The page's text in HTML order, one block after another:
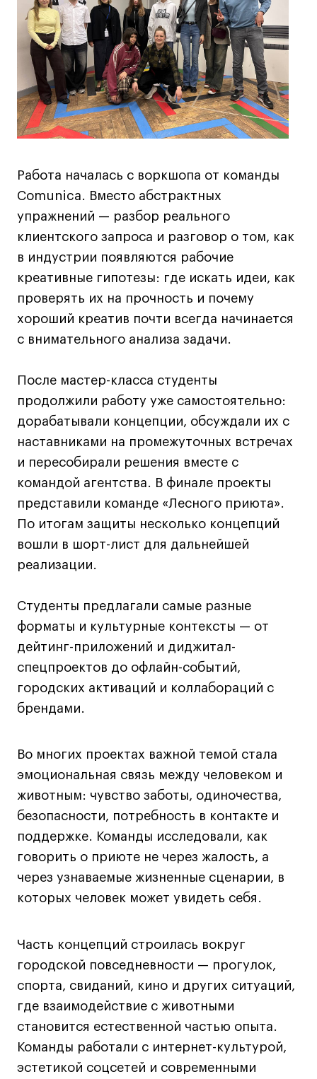
Техникум
Специалист кино- и медиапродакшена
Графический дизайнер
Цифровой маркетолог
Технолог-конструктор одежды
Коммерческий фотограф
Для школьников
Интенсивы
Среднесрочные
Долгосрочные
Все программы
Новости
События
Блог
Преподаватели
Лицензии и аккредитации
Для прессы
Ресурсы
Партнеры
Связи с индустрией
Вакансии
Поступающим
Условия поступления
Стоимость обучения
Иностранным студентам
Вопросы и ответы
Карьера
Ассоциация выпускников
Центр карьеры
Живые проекты
Конкурсы
Летние стажировки
Проекты студентов
«Живые» проекты
Участие в выставках
Работа началась с воркшопа от команды
Comunica. Вместо абстрактных
упражнений — разбор реального
клиентского запроса и разговор о том, как
в индустрии появляются рабочие
креативные гипотезы: где искать идеи, как
проверять их на прочность и почему
хороший креатив почти всегда начинается
с внимательного анализа задачи.
После мастер-класса студенты
продолжили работу уже самостоятельно:
дорабатывали концепции, обсуждали их с
наставниками на промежуточных встречах
и пересобирали решения вместе с
командой агентства. В финале проекты
представили команде «Лесного приюта».
По итогам защиты несколько концепций
вошли в шорт-лист для дальнейшей
реализации.
Студенты предлагали самые разные
форматы и культурные контексты — от
дейтинг-приложений и диджитал-
спецпроектов до офлайн-событий,
городских активаций и коллабораций с
брендами.
Во многих проектах важной темой стала
эмоциональная связь между человеком и
животным: чувство заботы, одиночества,
безопасности, потребность в контакте и
поддержке. Команды исследовали, как
говорить о приюте не через жалость, а
через узнаваемые жизненные сценарии, в
которых человек может увидеть себя.
Часть концепций строилась вокруг
городской повседневности — прогулок,
спорта, свиданий, кино и других ситуаций,
где взаимодействие с животными
становится естественной частью опыта.
Команды работали с интернет-культурой,
эстетикой соцсетей и современными